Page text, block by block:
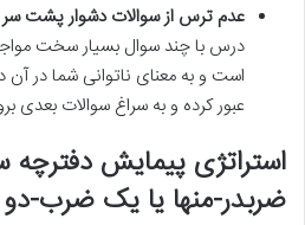
عدم ترس از سوالات دشوار پشت
درس با چند سوال بسیار سخت
است و به معنای ناتوانی شما در
عبور کرده و به سراغ سوالات بعدی
استراتژی پیمایش دفترچه
ضربدر-منها یا یک ضرب-